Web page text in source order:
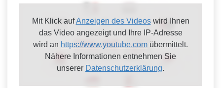
Mit Klick aufAnzeigen des Videoswird Ihnen
das Video angezeigt und Ihre IP-Adresse
wird an https://www.youtube.com übermittelt.
Nähere Informationen entnehmen Sie
unserer Datenschutzerklärung.